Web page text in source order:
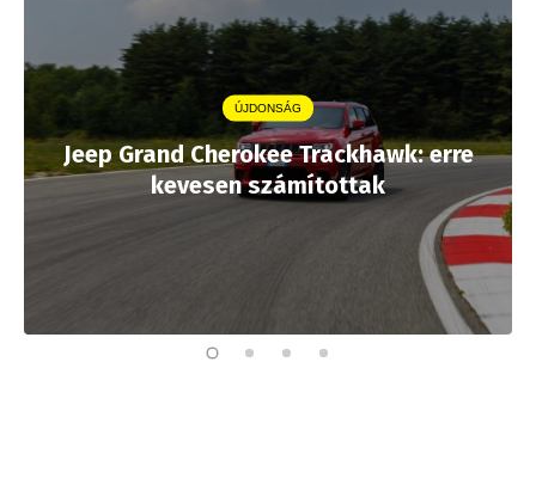
ÚJDONSÁG
Jeep Grand Cherokee Trackhawk: erre
kevesen számítottak